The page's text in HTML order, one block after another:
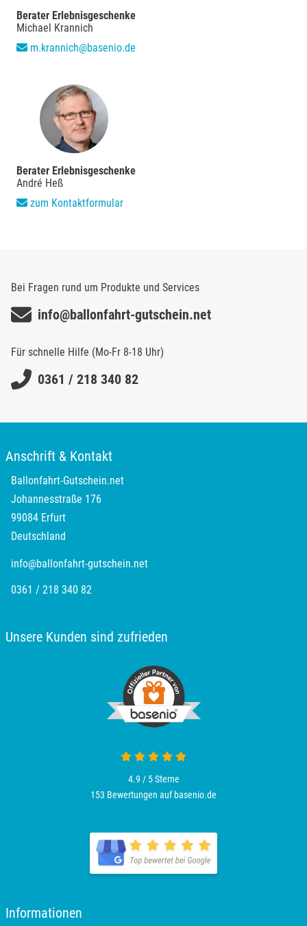
Berater Erlebnisgeschenke
Michael Krannich
m.krannich@basenio.de
Berater Erlebnisgeschenke
André Heß
zum Kontaktformular
Bei Fragen rund um Produkte und Services
info@ballonfahrt-gutschein.net
Für schnelle Hilfe (Mo-Fr 8-18 Uhr)
0361 / 218 340 82
Anschrift & Kontakt
Ballonfahrt-Gutschein.net
Johannesstraße 176
99084 Erfurt
Deutschland
info@ballonfahrt-gutschein.net
0361 / 218 340 82
Unsere Kunden sind zufrieden
4.9 von 5
4.9 / 5Sterne
153 Bewertungen auf basenio.de
öffnet in neuem Fenster
Informationen
Merzig
Märkisch-Oderland
Mönchengladbach
München
Neckarsulm
Neumünster
Nordwestmecklenburg
Nürnberg
Oberhavel
Oder-Spree
Pirna